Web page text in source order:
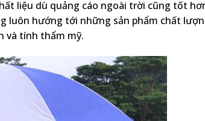
liệu dù quảng cáo ngoài trời cũng tốt
luôn hướng tới những sản phẩm chất
và tính thẩm mỹ.